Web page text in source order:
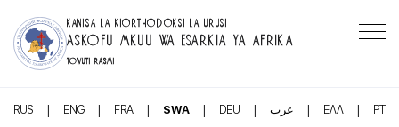
KANISA LA KIORTHODOKSI LA URUSI
ASKOFU MKUU WA ESARKIA YA AFRIKA
TOVUTI RASMI
RUS | ENG | FRA | SWA | DEU | عرب | ΕΛΛ | PT